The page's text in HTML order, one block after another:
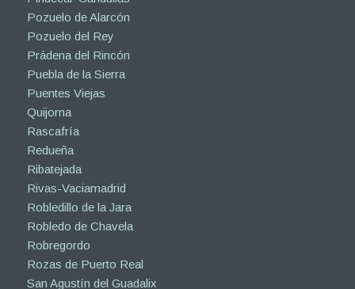
Pozuelo de Alarcón
Pozuelo del Rey
Prádena del Rincón
Puebla de la Sierra
Puentes Viejas
Quijorna
Rascafría
Redueña
Ribatejada
Rivas-Vaciamadrid
Robledillo de la Jara
Robledo de Chavela
Robregordo
Rozas de Puerto Real
San Agustín del Guadalix